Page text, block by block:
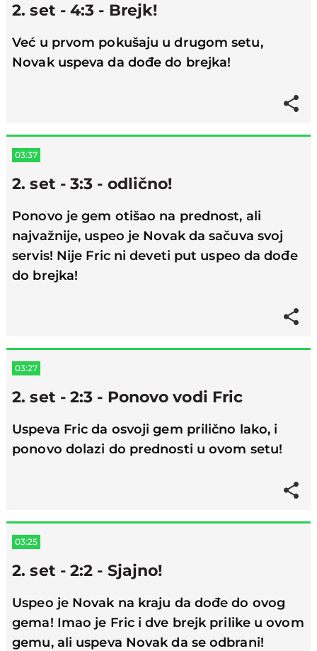
2. set - 4:3 - Brejk!
Već u prvom pokušaju u drugom setu,
Novak uspeva da dođe do brejka!
03:37
2. set - 3:3 - odlično!
Ponovo je gem otišao na prednost, ali
najvažnije, uspeo je Novak da sačuva svoj
servis! Nije Fric ni deveti put uspeo da dođe
do brejka!
03:27
2. set - 2:3 - Ponovo vodi Fric
Uspeva Fric da osvoji gem prilično lako, i
ponovo dolazi do prednosti u ovom setu!
03:25
2. set - 2:2 - Sjajno!
Uspeo je Novak na kraju da dođe do ovog
gema! Imao je Fric i dve brejk prilike u ovom
gemu, ali uspeva Novak da se odbrani!